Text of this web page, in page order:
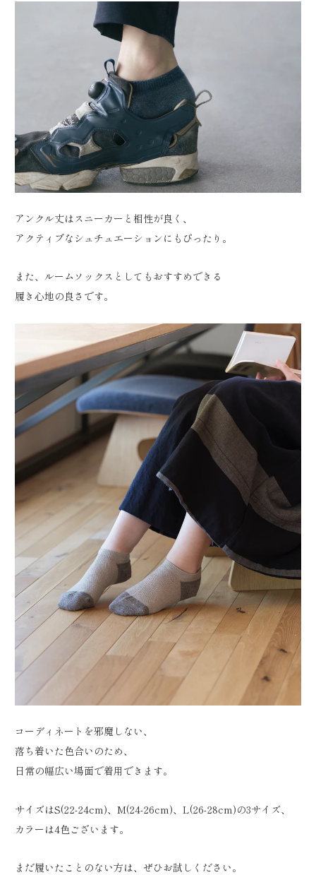
アンクル丈はスニーカーと相性が良く、
アクティブなシュチュエーションにもぴったり。
また、ルームソックスとしてもおすすめできる
履き心地の良さです。
コーディネートを邪魔しない、
落ち着いた色合いのため、
日常の幅広い場面で着用できます。
サイズはS(22-24cm)、M(24-26cm)、L(26-28cm)の3サイズ、
カラーは4色ございます。
まだ履いたことのない方は、ぜひお試しください。